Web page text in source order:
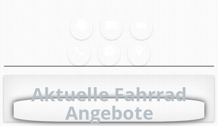
Aktuelle Fahrrad
Angebote